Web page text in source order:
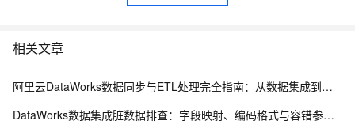
相关文章
阿里云DataWorks数据同步与ETL处理完全指南：从数据集成到数据治理全链路解析
DataWorks数据集成脏数据排查：字段映射、编码格式与容错参数指南